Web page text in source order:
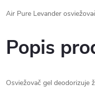
Air Pure Levander
Popis
Osviežovač gel deodorizuje